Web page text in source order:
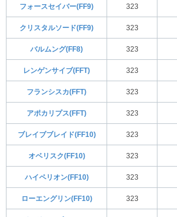
フォースセイバー(FF9) 323
クリスタルソード(FF9) 323
バルムング(FF8) 323
レンゲンサイブ(FFT) 323
フランシスカ(FFT) 323
アポカリプス(FFT) 323
ブレイブブレイド(FF10) 323
オベリスク(FF10) 323
ハイペリオン(FF10) 323
ローエングリン(FF10) 323